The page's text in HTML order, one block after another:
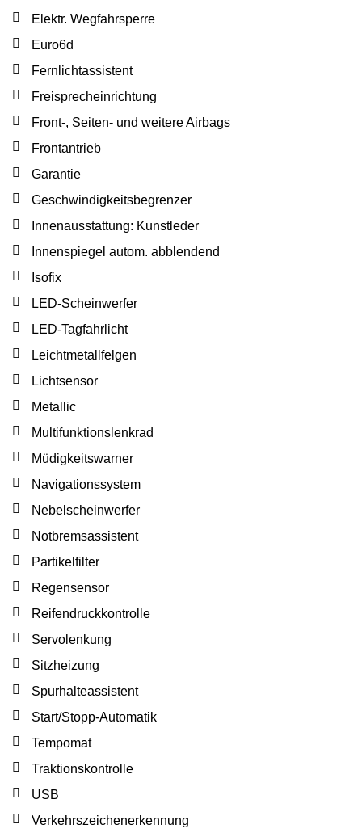
Elektr. Wegfahrsperre
Euro6d
Fernlichtassistent
Freisprecheinrichtung
Front-, Seiten- und weitere Airbags
Frontantrieb
Garantie
Geschwindigkeitsbegrenzer
Innenausstattung: Kunstleder
Innenspiegel autom. abblendend
Isofix
LED-Scheinwerfer
LED-Tagfahrlicht
Leichtmetallfelgen
Lichtsensor
Metallic
Multifunktionslenkrad
Müdigkeitswarner
Navigationssystem
Nebelscheinwerfer
Notbremsassistent
Partikelfilter
Regensensor
Reifendruckkontrolle
Servolenkung
Sitzheizung
Spurhalteassistent
Start/Stopp-Automatik
Tempomat
Traktionskontrolle
USB
Verkehrszeichenerkennung